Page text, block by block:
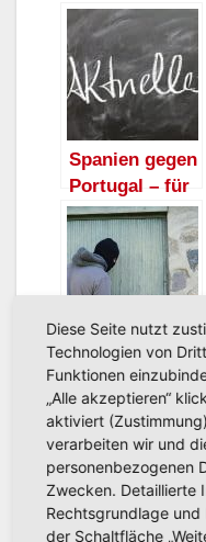
nie im
Neheimer
Freibad
Spanien gegen
Portugal – für
über 700
Arnsberger ein
Heimspiel
Einbruchserie
in Arnsberg
geht auch am
Mittwoch
weiter:
Gartenhäusche
n im Visier
Beach-Fest
Diese Seite nutzt
Technologien von
Funktionen
„Alle akzeptieren“
aktiviert
verarbeiten wir und
personenbezogenen
Zwecken. Detaillierte
Rechtsgrundlage
der Schaltfläche